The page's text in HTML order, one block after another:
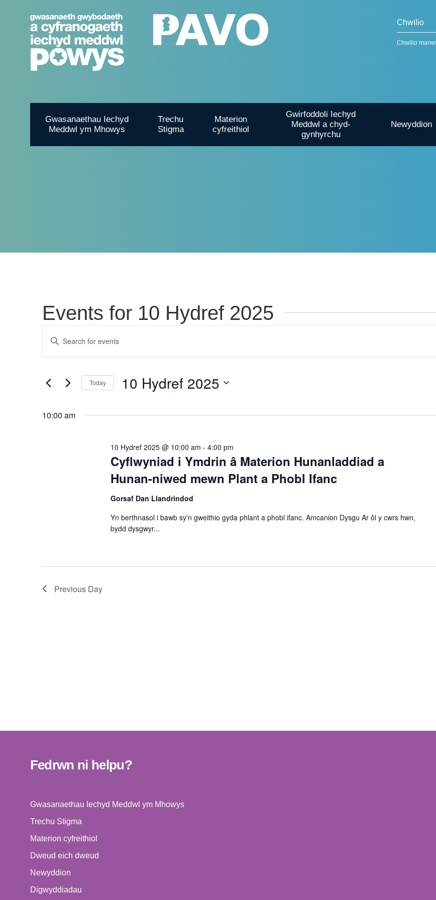
Chwilio manwl
Gwasanaethau Iechyd
Meddwl ym Mhowys
Trechu
Stigma
Materion
cyfreithiol
Gwirfoddoli Iechyd
Meddwl a chyd-
gynhyrchu
Newyddion
Events for 10 Hydref 2025
Events
Search
and
Views
Navigation
Enter
for
Today 10 Hydref 2025
date.
10:00 am
Cyflwyniad i Ymdrin â Materion Hunanladdiad a
Hunan-niwed mewn Plant a Phobl Ifanc
10 Hydref 2025 @ 10:00 am - 4:00 pm
Gorsaf Dan Llandrindod
Yn berthnasol i bawb sy'n gweithio gyda phlant a phobl ifanc. Amcanion Dysgu Ar ôl y cwrs hwn,
bydd dysgwyr...
Previous Day
Fedrwn ni helpu?
Gwasanaethau Iechyd Meddwl ym Mhowys
Trechu Stigma
Materion cyfreithiol
Dweud eich dweud
Newyddion
Digwyddiadau